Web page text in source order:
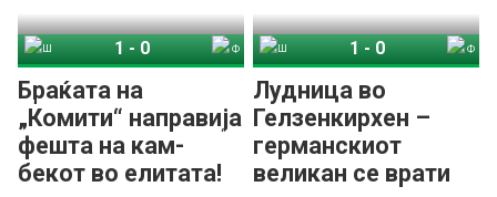
Браќата на
„Комити“ направија
фешта на кам-
бекот во елитата!
1-0
Лудница во
Гелзенкирхен –
германскиот
великан се врати
1-0